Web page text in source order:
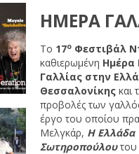
ΗΜΕΡΑ
Το 17ο Φεστιβάλ
καθιερωμένη Ημέρα
Γαλλίας στην
Θεσσαλονίκης και
προβολές των
έργο του οποίου
Μελγκάρ, Η Ελλάδα
Σωτηροπούλουτου